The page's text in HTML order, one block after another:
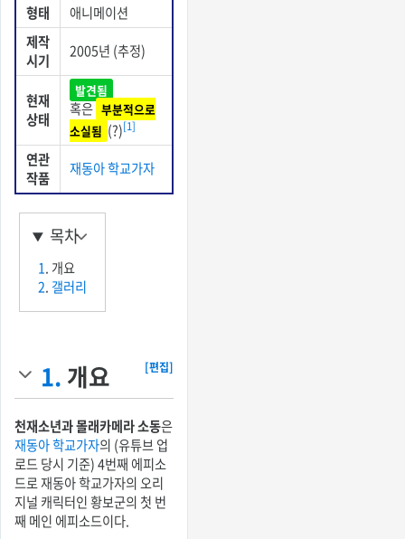
형태
애니메이션
제작
시기
2005년 (추정)
현재
상태
발견됨
혹은 부분적으로
소실됨 (?)[1]
연관
작품
재동아 학교가자
목차
1. 개요
2. 갤러리
1. 개요 [편집]
천재소년과 몰래카메라 소동은
재동아 학교가자의 (유튜브 업
로드 당시 기준) 4번째 에피소
드로 재동아 학교가자의 오리
지널 캐릭터인 황보군의 첫 번
째 메인 에피소드이다.